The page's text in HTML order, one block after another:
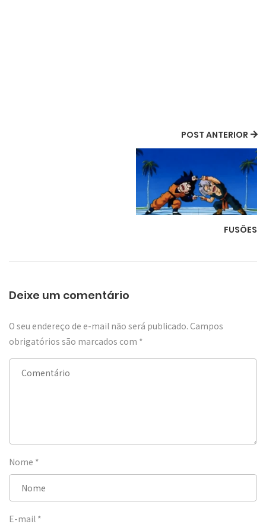
POST ANTERIOR
FUSÕES
Deixe um comentário
O seu endereço de e-mail não será publicado. Campos
obrigatórios são marcados com *
Nome *
E-mail *